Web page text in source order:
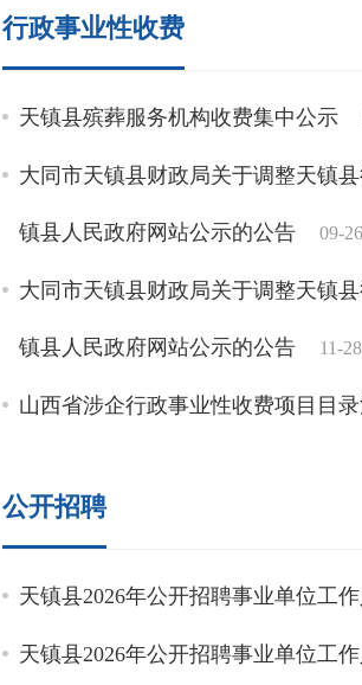
天镇县人民政府办公室关于印发《天镇
工作方案》通知 07-27
关于印发《天镇县2025年因灾倒损住房
天镇县人民政府办公室关于印发天镇
通知 04-07
天镇县人民政府办公室关于印发天镇
天镇县人民政府办公室关于印发天镇
行政事业性收费
天镇县殡葬服务机构收费集中公示
大同市天镇县财政局关于调整天镇
镇县人民政府网站公示的公告 09-26
大同市天镇县财政局关于调整天镇
镇县人民政府网站公示的公告 11-28
山西省涉企行政事业性收费项目目
镇县人民政府网站公示的公告
公开招聘
天镇县2026年公开招聘事业单位工
天镇县2026年公开招聘事业单位工